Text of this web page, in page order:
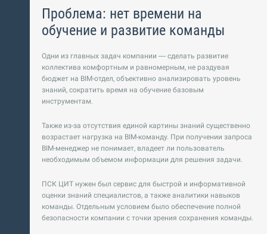
Проблема: нет времени на
обучение и развитие команды
Одни из главных задач компании — сделать развитие
коллектива комфортным и равномерным, не раздувая
бюджет на BIM-отдел, объективно анализировать уровень
знаний, сократить время на обучение базовым
инструментам.
Также из-за отсутствия единой картины знаний существенно
возрастает нагрузка на BIM-команду. При получении запроса
BIM-менеджер не понимает, владеет ли пользователь
необходимым объемом информации для решения задачи.
ПСК ЦИТ нужен был сервис для быстрой и информативной
оценки знаний специалистов, а также аналитики навыков
команды. Отдельным условием было обеспечение полной
безопасности компании с точки зрения сохранения команды.